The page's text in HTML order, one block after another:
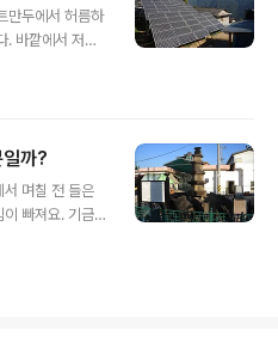
만두에서 허름하
. 바깥에서 저녁
미지근한 데서
져간 소주를 일
한 예사가 아니
들었고, 그래서
수 없었습니다.
까?
서 며칠 전 들은
빠져요. 기금
요. 고등학교